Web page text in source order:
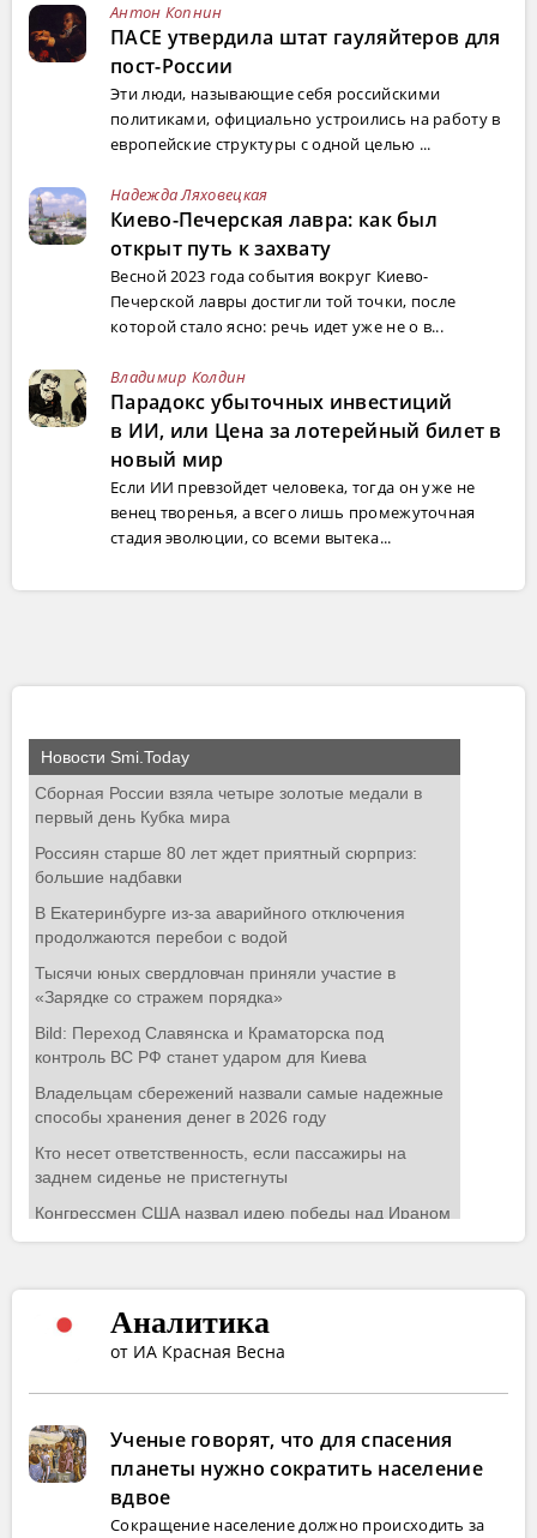
Антон Копнин
ПАСЕ утвердила штат гауляйтеров для
пост-России
Эти люди, называющие себя российскими
политиками, официально устроились на работу в
европейские структуры с одной целью ...
Надежда Ляховецкая
Киево-Печерская лавра: как был
открыт путь к захвату
Весной 2023 года события вокруг Киево-
Печерской лавры достигли той точки, после
которой стало ясно: речь идет уже не о в...
Владимир Колдин
Парадокс убыточных инвестиций
в ИИ, или Цена за лотерейный билет в
новый мир
Если ИИ превзойдет человека, тогда он уже не
венец творенья, а всего лишь промежуточная
стадия эволюции, со всеми вытека...
Аналитика
от ИА Красная Весна
Ученые говорят, что для спасения
планеты нужно сократить население
вдвое
Сокращение население должно происходить за